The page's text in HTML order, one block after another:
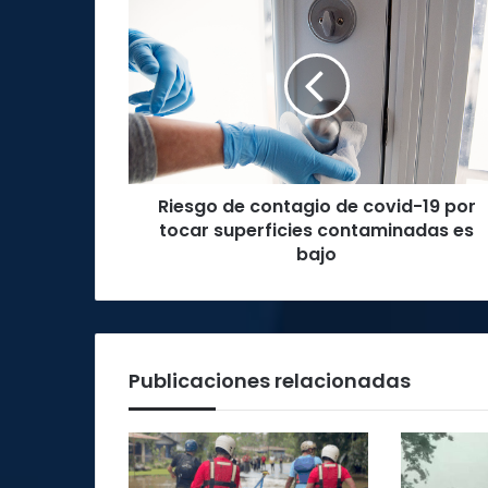
contagio
de
covid-
19
por
tocar
superficies
contaminadas
Riesgo de contagio de covid-19 por
tocar superficies contaminadas es
bajo
Publicaciones relacionadas